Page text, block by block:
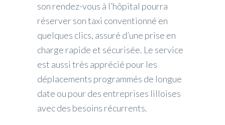
son rendez-vous à l’hôpital pourra
réserver son taxi conventionné en
quelques clics, assuré d’une prise en
charge rapide et sécurisée. Le service
est aussi très apprécié pour les
déplacements programmés de longue
date ou pour des entreprises lilloises
avec des besoins récurrents.